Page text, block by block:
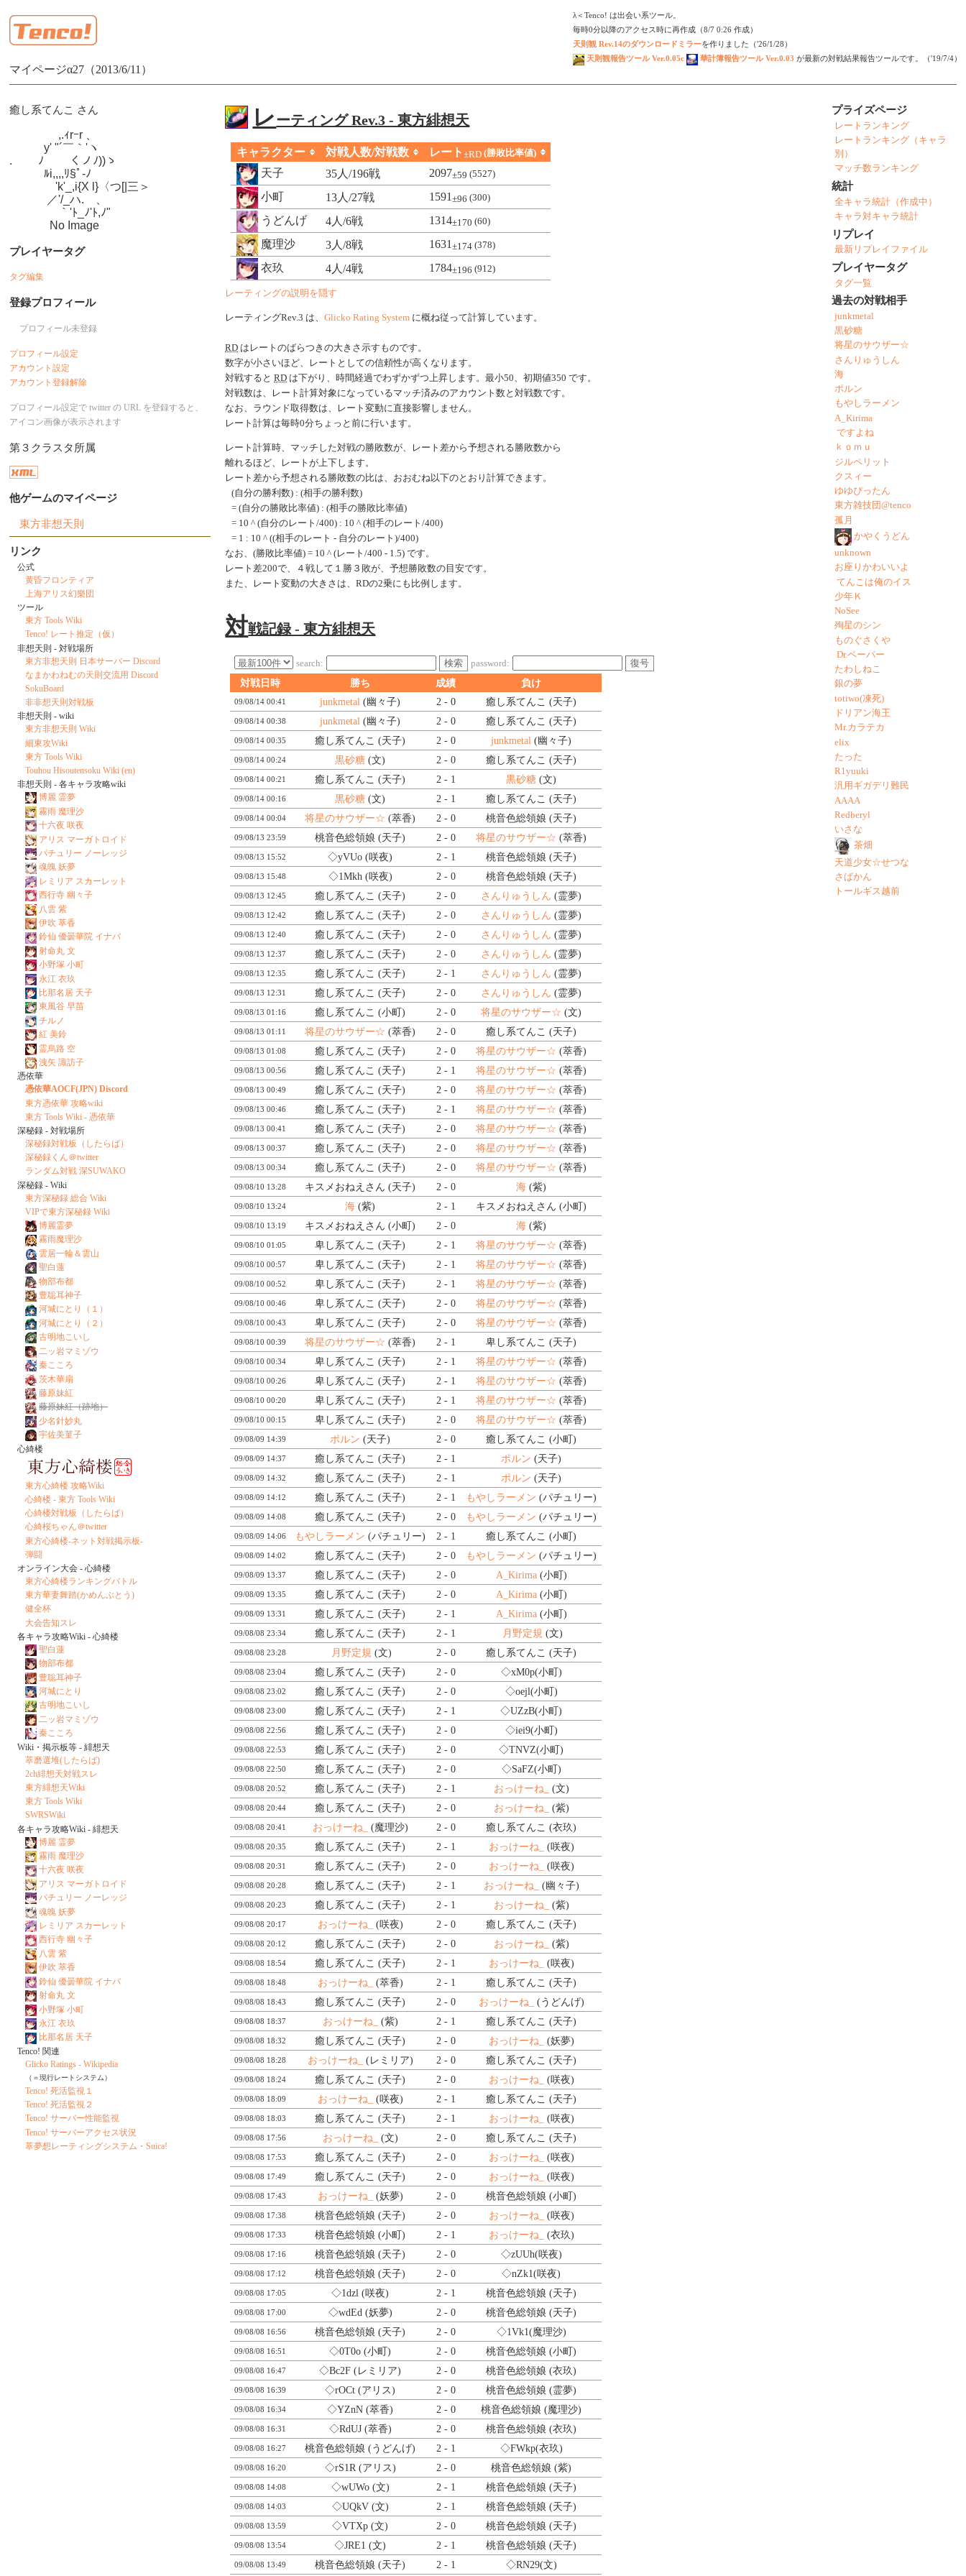
マイページα27（2013/6/11）
λ＜Tenco! は出会い系ツール。
毎時0分以降のアクセス時に再作成（8/7 0:26 作成）
天則観 Rev.14のダウンロードミラーを作りました（'26/1/28）
天則観報告ツール Ver.0.05c
華計簿報告ツール Ver.0.03 が最新の対戦結果報告ツールです。（'19/7/4）
レーティング Rev.3 - 東方緋想天
キャラクター 対戦人数/対戦数 レート±RD (勝敗比率値)
天子 35人/196戦 2097±59 (5527)
小町 13人/27戦 1591±96 (300)
うどんげ 4人/6戦 1314±170 (60)
魔理沙 3人/8戦 1631±174 (378)
衣玖 4人/4戦 1784±196 (912)
レーティングの説明を隠す
レーティングRev.3 は、Glicko Rating System に概ね従って計算しています。
RD はレートのばらつきの大きさ示すものです。
数字が小さいほど、レートとしての信頼性が高くなります。
対戦するとRD は下がり、時間経過でわずかずつ上昇します。最小50、初期値350 です。
対戦数は、レート計算対象になっているマッチ済みのアカウント数と対戦数です。
なお、ラウンド取得数は、レート変動に直接影響しません。
レート計算は毎時0分ちょっと前に行います。
レート計算時、マッチした対戦の勝敗数が、レート差から予想される勝敗数から
離れるほど、レートが上下します。
レート差から予想される勝敗数の比は、おおむね以下のとおり計算できます。
(自分の勝利数) : (相手の勝利数)
= (自分の勝敗比率値) : (相手の勝敗比率値)
= 10 ^ (自分のレート/400) : 10 ^ (相手のレート/400)
= 1 : 10 ^ ((相手のレート - 自分のレート)/400)
なお、(勝敗比率値) = 10 ^ (レート/400 - 1.5) です。
レート差200で、４戦して１勝３敗が、予想勝敗数の目安です。
また、レート変動の大きさは、RDの2乗にも比例します。
対戦記録 - 東方緋想天
search: 検索 password:
復号
対戦日時
勝ち 成績 負け
09/08/14 00:41 junkmetal (幽々子) 2 - 0 癒し系てんこ (天子)
09/08/14 00:38 junkmetal (幽々子) 2 - 0 癒し系てんこ (天子)
09/08/14 00:35 癒し系てんこ (天子) 2 - 0 junkmetal (幽々子)
09/08/14 00:24 黒砂糖 (文) 2 - 0 癒し系てんこ (天子)
09/08/14 00:21 癒し系てんこ (天子) 2 - 1 黒砂糖 (文)
09/08/14 00:16 黒砂糖 (文) 2 - 1 癒し系てんこ (天子)
09/08/14 00:04 将星のサウザー☆ (萃香) 2 - 0 桃音色総領娘 (天子)
09/08/13 23:59 桃音色総領娘 (天子) 2 - 0 将星のサウザー☆ (萃香)
09/08/13 15:52 ◇yVUo (咲夜) 2 - 1 桃音色総領娘 (天子)
09/08/13 15:48 ◇1Mkh(咲夜) 2 - 0 桃音色総領娘 (天子)
09/08/13 12:45 癒し系てんこ (天子) 2 - 0 さんりゅうしん (霊夢)
09/08/13 12:42 癒し系てんこ (天子) 2 - 0 さんりゅうしん (霊夢)
09/08/13 12:40 癒し系てんこ (天子) 2 - 0 さんりゅうしん (霊夢)
09/08/13 12:37 癒し系てんこ (天子) 2 - 0 さんりゅうしん (霊夢)
09/08/13 12:35 癒し系てんこ (天子) 2 - 1 さんりゅうしん (霊夢)
09/08/13 12:31 癒し系てんこ (天子) 2 - 0 さんりゅうしん (霊夢)
09/08/13 01:16 癒し系てんこ (小町) 2 - 0 将星のサウザー☆ (文)
09/08/13 01:11 将星のサウザー☆ (萃香) 2 - 0 癒し系てんこ (天子)
09/08/13 01:08 癒し系てんこ (天子) 2 - 0 将星のサウザー☆ (萃香)
09/08/13 00:56 癒し系てんこ (天子) 2 - 1 将星のサウザー☆ (萃香)
09/08/13 00:49 癒し系てんこ (天子) 2 - 0 将星のサウザー☆ (萃香)
09/08/13 00:46 癒し系てんこ (天子) 2 - 1 将星のサウザー☆ (萃香)
09/08/13 00:41 癒し系てんこ (天子) 2 - 0 将星のサウザー☆ (萃香)
09/08/13 00:37 癒し系てんこ (天子) 2 - 0 将星のサウザー☆ (萃香)
09/08/13 00:34 癒し系てんこ (天子) 2 - 0 将星のサウザー☆ (萃香)
09/08/10 13:28 キスメおねえさん (天子) 2 - 0 海 (紫)
09/08/10 13:24 海 (紫) 2 - 1 キスメおねえさん (小町)
09/08/10 13:19 キスメおねえさん (小町) 2 - 0 海 (紫)
09/08/10 01:05 卑し系てんこ (天子) 2 - 1 将星のサウザー☆ (萃香)
09/08/10 00:57 卑し系てんこ (天子) 2 - 1 将星のサウザー☆ (萃香)
09/08/10 00:52 卑し系てんこ (天子) 2 - 1 将星のサウザー☆ (萃香)
09/08/10 00:46 卑し系てんこ (天子) 2 - 0 将星のサウザー☆ (萃香)
09/08/10 00:43 卑し系てんこ (天子) 2 - 0 将星のサウザー☆ (萃香)
09/08/10 00:39 将星のサウザー☆ (萃香) 2 - 1 卑し系てんこ (天子)
09/08/10 00:34 卑し系てんこ (天子) 2 - 1 将星のサウザー☆ (萃香)
09/08/10 00:26 卑し系てんこ (天子) 2 - 1 将星のサウザー☆ (萃香)
09/08/10 00:20 卑し系てんこ (天子) 2 - 1 将星のサウザー☆ (萃香)
09/08/10 00:15 卑し系てんこ (天子) 2 - 0 将星のサウザー☆ (萃香)
09/08/09 14:39 ポルン (天子) 2 - 0 癒し系てんこ (小町)
09/08/09 14:37 癒し系てんこ (天子) 2 - 1 ポルン (天子)
09/08/09 14:32 癒し系てんこ (天子) 2 - 1 ポルン (天子)
09/08/09 14:12 癒し系てんこ (天子) 2 - 1 もやしラーメン (パチュリー)
09/08/09 14:08 癒し系てんこ (天子) 2 - 0 もやしラーメン (パチュリー)
09/08/09 14:06 もやしラーメン (パチュリー) 2 - 1 癒し系てんこ (小町)
09/08/09 14:02 癒し系てんこ (天子) 2 - 0 もやしラーメン (パチュリー)
09/08/09 13:37 癒し系てんこ (天子) 2 - 0 A_Kirima(小町)
09/08/09 13:35 癒し系てんこ (天子) 2 - 0 A_Kirima(小町)
09/08/09 13:31 癒し系てんこ (天子) 2 - 1 A_Kirima(小町)
09/08/08 23:34 癒し系てんこ (天子) 2 - 1 月野定規 (文)
09/08/08 23:28 月野定規 (文) 2 - 0 癒し系てんこ (天子)
09/08/08 23:04 癒し系てんこ (天子) 2 - 0 ◇xM0p(小町)
09/08/08 23:02 癒し系てんこ (天子) 2 - 0 ◇oejl(小町)
09/08/08 23:00 癒し系てんこ (天子) 2 - 1 ◇UZzB(小町)
09/08/08 22:56 癒し系てんこ (天子) 2 - 0 ◇iei9(小町)
09/08/08 22:53 癒し系てんこ (天子) 2 - 0 ◇TNVZ(小町)
09/08/08 22:50 癒し系てんこ (天子) 2 - 0 ◇SaFZ(小町)
09/08/08 20:52 癒し系てんこ (天子) 2 - 1 おっけーね_ (文)
09/08/08 20:44 癒し系てんこ (天子) 2 - 0 おっけーね_ (紫)
09/08/08 20:41 おっけーね_ (魔理沙) 2 - 0 癒し系てんこ (衣玖)
09/08/08 20:35 癒し系てんこ (天子) 2 - 1 おっけーね_ (咲夜)
09/08/08 20:31 癒し系てんこ (天子) 2 - 0 おっけーね_ (咲夜)
09/08/08 20:28 癒し系てんこ (天子) 2 - 1 おっけーね_ (幽々子)
09/08/08 20:23 癒し系てんこ (天子) 2 - 1 おっけーね_ (紫)
09/08/08 20:17 おっけーね_ (咲夜) 2 - 0 癒し系てんこ (天子)
09/08/08 20:12 癒し系てんこ (天子) 2 - 0 おっけーね_ (紫)
09/08/08 18:54 癒し系てんこ (天子) 2 - 1 おっけーね_ (咲夜)
09/08/08 18:48 おっけーね_ (萃香) 2 - 1 癒し系てんこ (天子)
09/08/08 18:43 癒し系てんこ (天子) 2 - 0 おっけーね_ (うどんげ)
09/08/08 18:37 おっけーね_ (紫) 2 - 1 癒し系てんこ (天子)
09/08/08 18:32 癒し系てんこ (天子) 2 - 0 おっけーね_ (妖夢)
09/08/08 18:28 おっけーね_ (レミリア) 2 - 0 癒し系てんこ (天子)
09/08/08 18:24 癒し系てんこ (天子) 2 - 0 おっけーね_ (咲夜)
09/08/08 18:09 おっけーね_ (咲夜) 2 - 1 癒し系てんこ (天子)
09/08/08 18:03 癒し系てんこ (天子) 2 - 1 おっけーね_ (咲夜)
09/08/08 17:56 おっけーね_ (文) 2 - 0 癒し系てんこ (天子)
09/08/08 17:53 癒し系てんこ (天子) 2 - 0 おっけーね_ (咲夜)
09/08/08 17:49 癒し系てんこ (天子) 2 - 0 おっけーね_ (咲夜)
09/08/08 17:43 おっけーね_ (妖夢) 2 - 0 桃音色総領娘 (小町)
09/08/08 17:38 桃音色総領娘 (天子) 2 - 0 おっけーね_ (咲夜)
09/08/08 17:33 桃音色総領娘 (小町) 2 - 1 おっけーね_ (衣玖)
09/08/08 17:16 桃音色総領娘 (天子) 2 - 0 ◇zUUh(咲夜)
09/08/08 17:12 桃音色総領娘 (天子) 2 - 0 ◇nZk1(咲夜)
09/08/08 17:05 ◇1dzl (咲夜) 2 - 1 桃音色総領娘 (天子)
09/08/08 17:00 ◇wdEd(妖夢) 2 - 0 桃音色総領娘 (天子)
09/08/08 16:56 桃音色総領娘 (天子) 2 - 0 ◇1Vk1(魔理沙)
09/08/08 16:51 ◇0T0o (小町) 2 - 0 桃音色総領娘 (小町)
09/08/08 16:47 ◇Bc2F (レミリア) 2 - 0 桃音色総領娘 (衣玖)
09/08/08 16:39 ◇rOCt (アリス) 2 - 0 桃音色総領娘 (霊夢)
09/08/08 16:34 ◇YZnN (萃香) 2 - 0 桃音色総領娘 (魔理沙)
09/08/08 16:31 ◇RdUJ(萃香) 2 - 0 桃音色総領娘 (衣玖)
09/08/08 16:27 桃音色総領娘 (うどんげ) 2 - 1 ◇FWkp(衣玖)
09/08/08 16:20 ◇rS1R(アリス) 2 - 0 桃音色総領娘 (紫)
09/08/08 14:08 ◇wUWo(文) 2 - 1 桃音色総領娘 (天子)
09/08/08 14:03 ◇UQkV(文) 2 - 1 桃音色総領娘 (天子)
09/08/08 13:59 ◇VTXp (文) 2 - 0 桃音色総領娘 (天子)
09/08/08 13:54 ◇JRE1 (文) 2 - 1 桃音色総領娘 (天子)
09/08/08 13:49 桃音色総領娘 (天子) 2 - 1 ◇RN29(文)
癒し系てんこ さん
,.ｨrｰr 、
y' "´￣｀'ヽ
.　　 ﾉ　　 くノﾉ))ゝ
ﾙi,,,,ﾘ§ﾟ-ﾉ
'k'_,i{X l}〈つ[|三＞
／'/_ハ.ゝ、
｀'ﾄ_ﾉ'ﾄ,ﾉ"
No Image
プレイヤータグ
タグ編集
登録プロフィール
プロフィール未登録
プロフィール設定
アカウント設定
アカウント登録解除
プロフィール設定で twitter の URL を登録すると、
アイコン画像が表示されます
第３クラスタ所属
他ゲームのマイページ
東方非想天則
リンク
公式
黄昏フロンティア
上海アリス幻樂団
ツール
東方 Tools Wiki
Tenco! レート推定（仮）
非想天則 - 対戦場所
東方非想天則 日本サーバー Discord
なまかわねむの天則交流用 Discord
SokuBoard
非非想天則対戦板
非想天則 - wiki
東方非想天則 Wiki
細東攻Wiki
東方 Tools Wiki
Touhou Hisoutensoku Wiki (en)
非想天則 - 各キャラ攻略wiki
博麗 霊夢
霧雨 魔理沙
十六夜 咲夜
アリス マーガトロイド
パチュリー ノーレッジ
魂魄 妖夢
レミリア スカーレット
西行寺 幽々子
八雲 紫
伊吹 萃香
鈴仙 優曇華院 イナバ
射命丸 文
小野塚 小町
永江 衣玖
比那名居 天子
東風谷 早苗
チルノ
紅 美鈴
霊烏路 空
洩矢 諏訪子
憑依華
憑依華AOCF(JPN) Discord
東方憑依華 攻略wiki
東方 Tools Wiki - 憑依華
深秘録 - 対戦場所
深秘録対戦板（したらば）
深秘録くん＠twitter
ランダム対戦 深SUWAKO
深秘録 - Wiki
東方深秘録 総合 Wiki
VIPで東方深秘録 Wiki
博麗霊夢
霧雨魔理沙
雲居一輪＆雲山
聖白蓮
物部布都
豊聡耳神子
河城にとり（１）
河城にとり（２）
古明地こいし
二ッ岩マミゾウ
秦こころ
茨木華扇
藤原妹紅
藤原妹紅（跡地）
少名針妙丸
宇佐美菫子
心綺楼
東方心綺楼 攻略Wiki
心綺楼 - 東方 Tools Wiki
心綺楼対戦板（したらば）
心綺桜ちゃん＠twitter
東方心綺楼-ネット対戦掲示板-
弾闘
オンライン大会 - 心綺楼
東方心綺楼ランキングバトル
東方華妻舞踏(かめんぶとう)
健全杯
大会告知スレ
各キャラ攻略Wiki - 心綺楼
聖白蓮
物部布都
豊聡耳神子
河城にとり
古明地こいし
二ッ岩マミゾウ
秦こころ
Wiki・掲示板等 - 緋想天
萃磨選堆(したらば)
2ch緋想天対戦スレ
東方緋想天Wiki
東方 Tools Wiki
SWRSWiki
各キャラ攻略Wiki - 緋想天
博麗 霊夢
霧雨 魔理沙
十六夜 咲夜
アリス マーガトロイド
パチュリー ノーレッジ
魂魄 妖夢
レミリア スカーレット
西行寺 幽々子
八雲 紫
伊吹 萃香
鈴仙 優曇華院 イナバ
射命丸 文
小野塚 小町
永江 衣玖
比那名居 天子
Tenco! 関連
Glicko Ratings - Wikipedia
（＝現行レートシステム）
Tenco! 死活監視１
Tenco! 死活監視２
Tenco! サーバー性能監視
Tenco! サーバーアクセス状況
萃夢想レーティングシステム・Suica!
プライズページ
レートランキング
レートランキング（キャラ
別）
マッチ数ランキング
統計
全キャラ統計（作成中）
キャラ対キャラ統計
リプレイ
最新リプレイファイル
プレイヤータグ
タグ一覧
過去の対戦相手
junkmetal
黒砂糖
将星のサウザー☆
さんりゅうしん
海
ポルン
もやしラーメン
A_Kirima
ですよね
ｋｏｍｕ
ジルペリット
クスィー
ゆゆぴったん
東方雑技団@tenco
孤月
かやくうどん
unknown
お座りかわいいよ
てんこは俺のイス
少年Ｋ
NoSee
殉星のシン
ものぐさくや
Dr.ペーパー
たわしねこ
銀の夢
totiwo(凍死)
ドリアン海王
Mr.カラテカ
elix
たった
R1yuuki
汎用ギガデリ難民
AAAA
Redberyl
いさな
茶畑
天道少女☆せつな
さばかん
トールギス越前